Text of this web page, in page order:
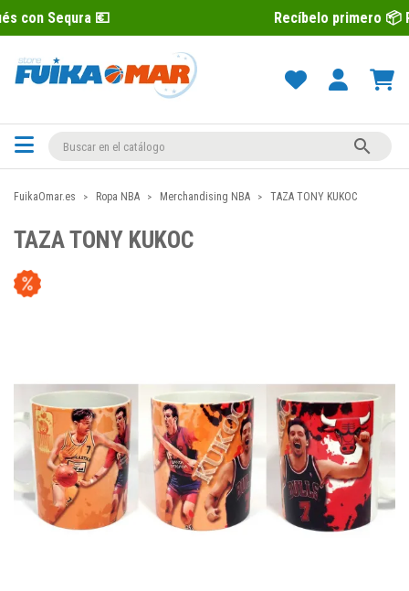
💶 Recíbelo primero 📦 Paga

FuikaOmar.es Ropa NBA Merchandising NBA TAZA TONY KUKOC
TAZA TONY KUKOC